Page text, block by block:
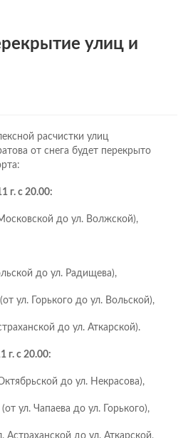
улиц и
расчистки улиц
от снега будет перекрыто
г. с 20.00:
до ул. Волжской),
до ул. Радищева),
ул. Горького до ул. Вольской),
до ул. Аткарской).
г. с 20.00:
до ул. Некрасова),
ул. Чапаева до ул. Горького),
Астраханской до ул. Аткарской,